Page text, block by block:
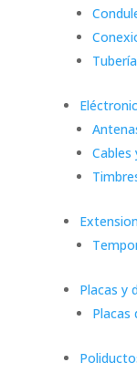
Cables
Placas y
Placas